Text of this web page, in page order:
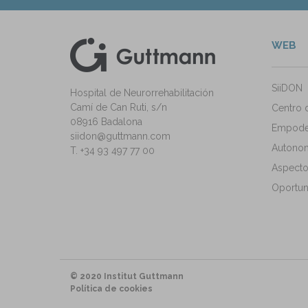
Hospital de Neurorrehabilitación
Camí de Can Ruti, s/n
08916 Badalona
siidon@guttmann.com
T. +34 93 497 77 00
WEB
SiiDON
Centro
© 2020 Institut Guttmann
Política de cookies